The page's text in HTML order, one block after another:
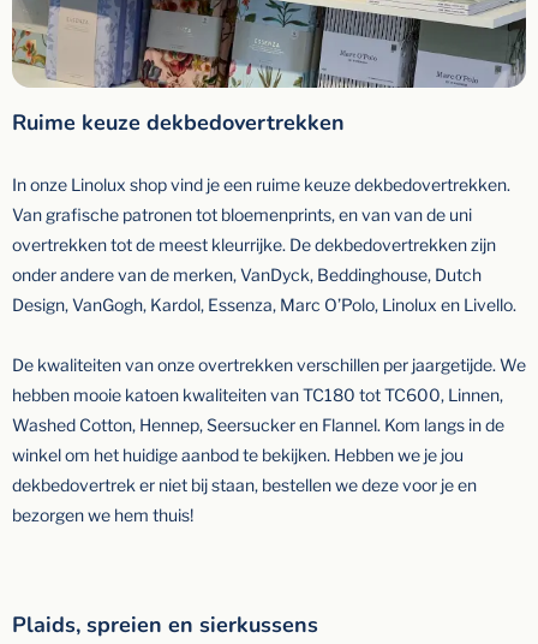
Ruime keuze dekbedovertrekken
In onze Linolux shop vind je een ruime keuze dekbedovertrekken.
Van grafische patronen tot bloemenprints, en van van de uni
overtrekken tot de meest kleurrijke. De dekbedovertrekken zijn
onder andere van de merken, VanDyck, Beddinghouse, Dutch
Design, VanGogh, Kardol, Essenza, Marc O’Polo, Linolux en Livello.
De kwaliteiten van onze overtrekken verschillen per jaargetijde. We
hebben mooie katoen kwaliteiten van TC180 tot TC600, Linnen,
Washed Cotton, Hennep, Seersucker en Flannel. Kom langs in de
winkel om het huidige aanbod te bekijken. Hebben we je jou
dekbedovertrek er niet bij staan, bestellen we deze voor je en
bezorgen we hem thuis!
Plaids, spreien en sierkussens